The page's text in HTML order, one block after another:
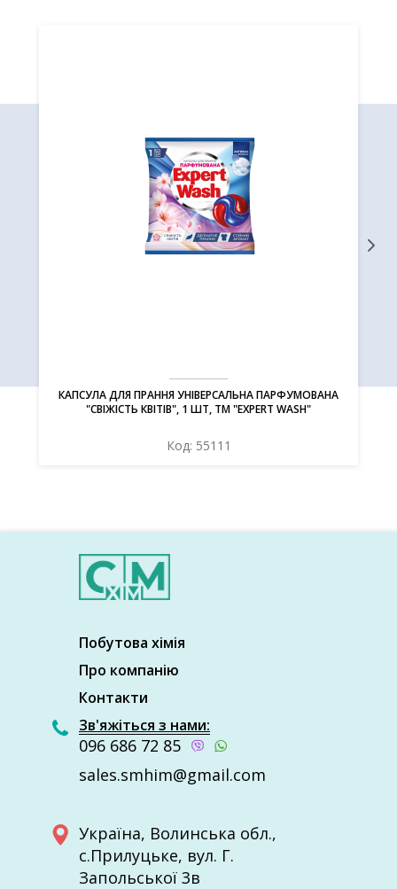
КАПСУЛА ДЛЯ ПРАННЯ УНІВЕРСАЛЬНА ПАРФУМОВАНА
"СВІЖІСТЬ КВІТІВ", 1 ШТ, ТМ "EXPERT WASH"
Код: 55111
Побутова хімія
Про компанію
Контакти
Зв'яжіться з нами:
096 686 72 85
sales.smhim@gmail.com
Україна, Волинcька обл.,
с.Прилуцьке, вул. Г.
Запольської 3в